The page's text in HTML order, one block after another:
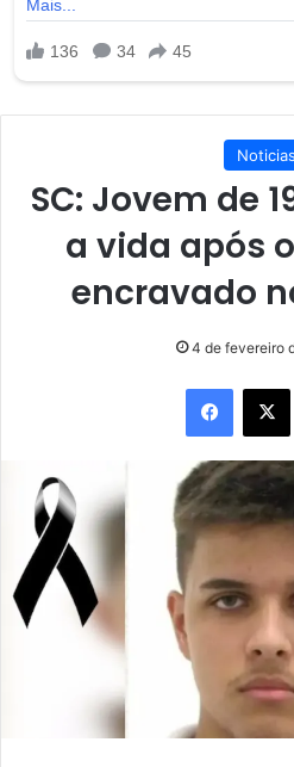
Noticias
SC: Jovem de
a vida após
encravado
4 de fevereiro
X